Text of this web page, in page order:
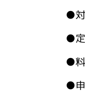
●
●
●
●